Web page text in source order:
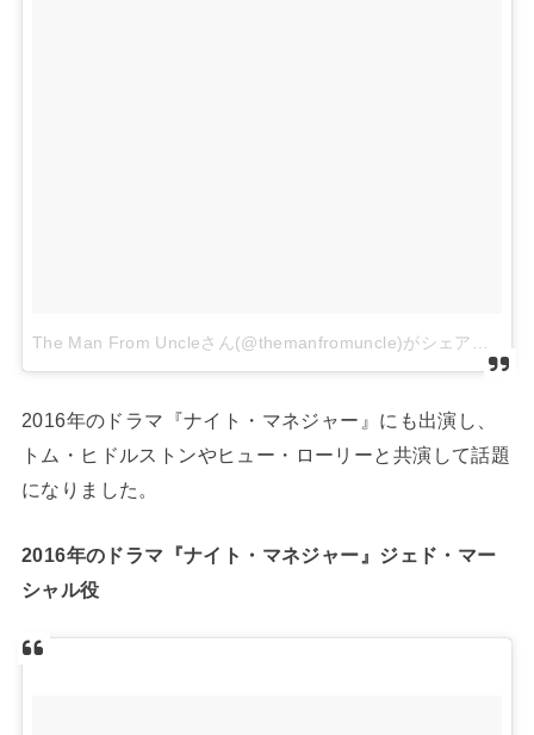
The Man From Uncleさん(@themanfromuncle)がシェアした投稿
2016年のドラマ『ナイト・マネジャー』にも出演し、
トム・ヒドルストンやヒュー・ローリーと共演して話題
になりました。
2016年のドラマ『ナイト・マネジャー』ジェド・マー
シャル役